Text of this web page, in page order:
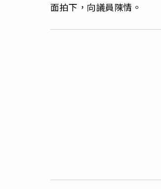
面拍下，向議員陳情。